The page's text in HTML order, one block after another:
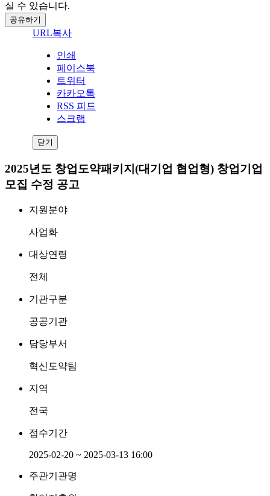
실 수 있습니다.
공유하기
URL복사
인쇄
페이스북
트위터
카카오톡
RSS 피드
스크랩
닫기
2025년도 창업도약패키지(대기업 협업형) 창업기업
모집 수정 공고
지원분야
사업화
대상연령
전체
기관구분
공공기관
담당부서
혁신도약팀
지역
전국
접수기간
2025-02-20 ~ 2025-03-13 16:00
주관기관명